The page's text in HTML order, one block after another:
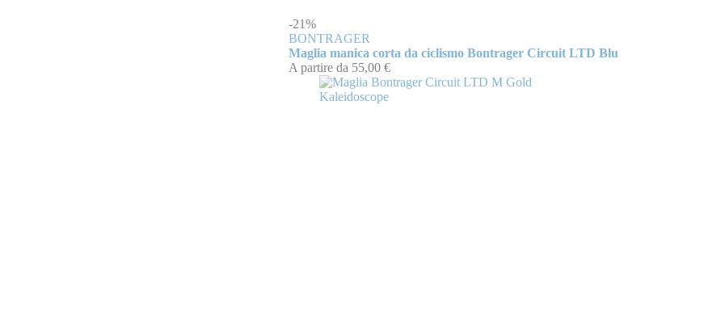
-21%
BONTRAGER
Maglia manica corta da ciclismo Bontrager Circuit LTD Blu
A partire da 55,00 €